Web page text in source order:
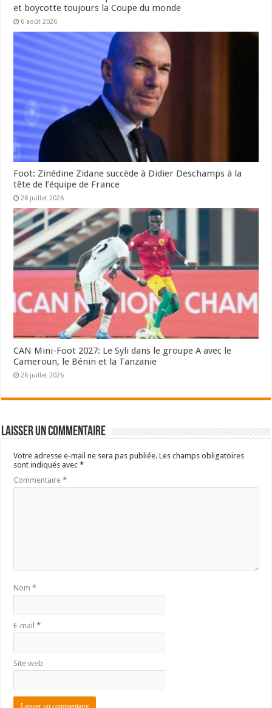
et boycotte toujours la Coupe du monde
6 août 2026
Foot: Zinédine Zidane succède à Didier Deschamps à la
tête de l’équipe de France
28 juillet 2026
CAN Mini-Foot 2027: Le Syli dans le groupe A avec le
Cameroun, le Bénin et la Tanzanie
26 juillet 2026
Laisser un commentaire
Votre adresse e-mail ne sera pas publiée. Les champs obligatoires
sont indiqués avec*
Commentaire*
Nom*
E-mail*
Site web